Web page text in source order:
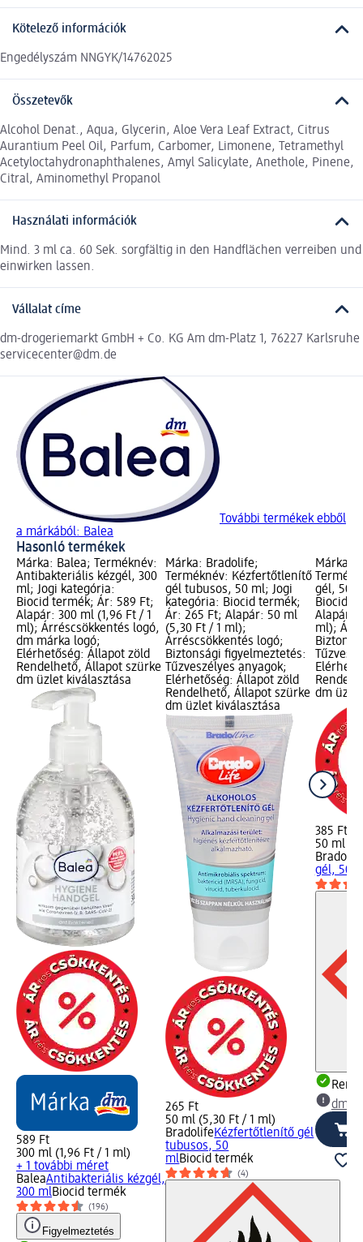
Kötelező információk
Engedélyszám NNGYK/14762025
Összetevők
Alcohol Denat., Aqua, Glycerin, Aloe Vera Leaf Extract, Citrus
Aurantium Peel Oil, Parfum, Carbomer, Limonene, Tetramethyl
Acetyloctahydronaphthalenes, Amyl Salicylate, Anethole, Pinene,
Citral, Aminomethyl Propanol
Használati információk
Mind. 3 ml ca. 60 Sek. sorgfältig in den Handflächen verreiben und
einwirken lassen.
Vállalat címe
dm-drogeriemarkt GmbH + Co. KG Am dm-Platz 1, 76227 Karlsruhe
servicecenter@dm.de
További termékek ebből
a márkából: Balea
Hasonló termékek
Márka: Balea; Terméknév:
Antibakteriális kézgél, 300
ml; Jogi kategória:
Biocid termék; Ár: 589 Ft;
Alapár: 300 ml (1,96 Ft / 1
ml); Árréscsökkentés logó,
dm márka logó;
Elérhetőség: Állapot zöld
Rendelhető, Állapot szürke
dm üzlet kiválasztása
589 Ft
300 ml (1,96 Ft / 1 ml)
+ 1 további méret
BaleaAntibakteriális kézgél,
300 mlBiocid termék
(196)
Figyelmeztetés
Márka: Bradolife;
Terméknév: Kézfertőtlenítő
gél tubusos, 50 ml; Jogi
kategória: Biocid termék;
Ár: 265 Ft; Alapár: 50 ml
(5,30 Ft / 1 ml);
Árréscsökkentés logó;
Biztonsági figyelmeztetés:
Tűzveszélyes anyagok;
Elérhetőség: Állapot zöld
Rendelhető, Állapot szürke
dm üzlet kiválasztása
265 Ft
50 ml (5,30 Ft / 1 ml)
BradolifeKézfertőtlenítő gél
tubusos, 50
mlBiocid termék
(4)
Márka:
gél, 50
Biocid
Alapár:
ml);
dm
385 Ft
50 ml
Bradolife
gél, 50
dm